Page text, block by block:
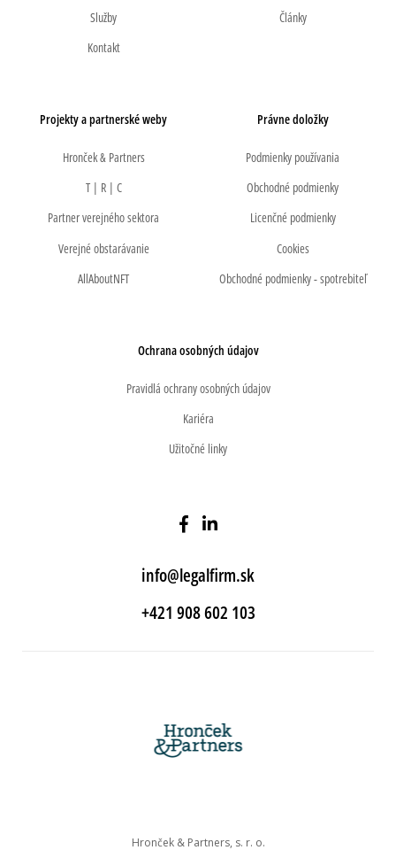
Služby
Kontakt
Články
Projekty a partnerské weby
Hronček & Partners
T | R | C
Partner verejného sektora
Verejné obstarávanie
AllAboutNFT
Právne doložky
Podmienky používania
Obchodné podmienky
Licenčné podmienky
Cookies
Obchodné podmienky - spotrebiteľ
Ochrana osobných údajov
Pravidlá ochrany osobných údajov
Kariéra
Užitočné linky
info@legalfirm.sk
+421 908 602 103
Hronček & Partners, s. r. o.